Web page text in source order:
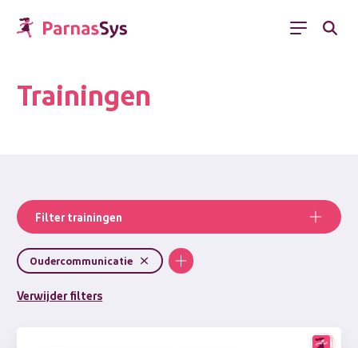
Trainingen
Filter trainingen
Oudercommunicatie
Verwijder filters